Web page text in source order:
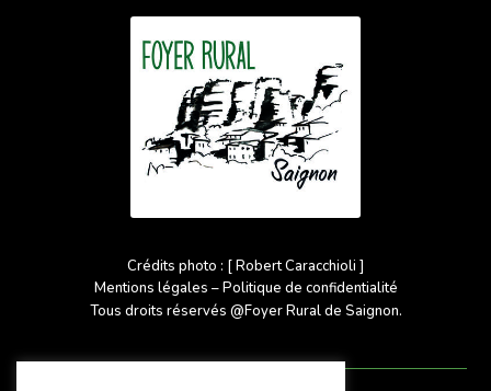
Crédits photo : [ Robert Caracchioli ]
Mentions légales – Politique de confidentialité
Tous droits réservés @Foyer Rural de Saignon.
Plan du site